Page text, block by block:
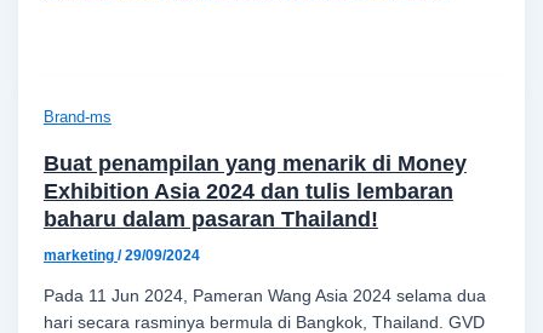
Brand-ms
Buat penampilan yang menarik di Money
Exhibition Asia 2024 dan tulis lembaran
baharu dalam pasaran Thailand!
marketing /29/09/2024
Pada 11 Jun 2024, Pameran Wang Asia 2024 selama dua
hari secara rasminya bermula di Bangkok, Thailand. GVD